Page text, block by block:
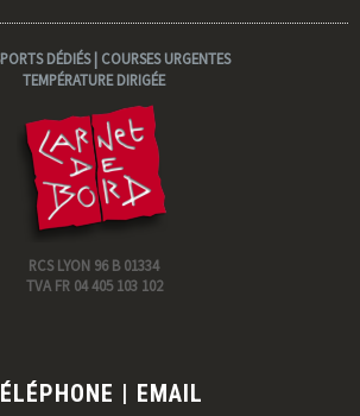
DÉDIÉS | COURSES URGENTES
TEMPÉRATURE DIRIGÉE
RCS LYON 96 B 01334
TVA FR 04 405 103 102
| EMAIL